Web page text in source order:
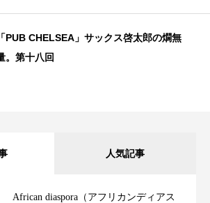
「PUB CHELSEA」サックス啓太郎の燗無
。第十八回
人気記事
African diaspora（アフリカンディアス